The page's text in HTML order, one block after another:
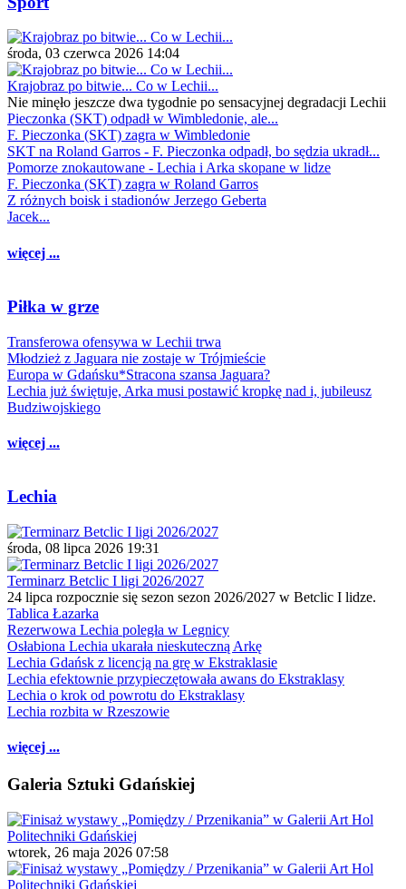
środa, 03 czerwca 2026 14:04
Krajobraz po bitwie... Co w Lechii...
Nie minęło jeszcze dwa tygodnie po sensacyjnej degradacji Lechii
Pieczonka (SKT) odpadł w Wimbledonie, ale...
F. Pieczonka (SKT) zagra w Wimbledonie
SKT na Roland Garros - F. Pieczonka odpadł, bo sędzia ukradł...
Pomorze znokautowane - Lechia i Arka skopane w lidze
F. Pieczonka (SKT) zagra w Roland Garros
Z różnych boisk i stadionów Jerzego Geberta
Jacek...
więcej ...
Piłka w grze
Transferowa ofensywa w Lechii trwa
Młodzież z Jaguara nie zostaje w Trójmieście
Europa w Gdańsku*Stracona szansa Jaguara?
Lechia już świętuje, Arka musi postawić kropkę nad i, jubileusz
Budziwojskiego
więcej ...
Lechia
środa, 08 lipca 2026 19:31
Terminarz Betclic I ligi 2026/2027
24 lipca rozpocznie się sezon sezon 2026/2027 w Betclic I lidze.
Tablica Łazarka
Rezerwowa Lechia poległa w Legnicy
Osłabiona Lechia ukarała nieskuteczną Arkę
Lechia Gdańsk z licencją na grę w Ekstraklasie
Lechia efektownie przypieczętowała awans do Ekstraklasy
Lechia o krok od powrotu do Ekstraklasy
Lechia rozbita w Rzeszowie
więcej ...
Galeria Sztuki Gdańskiej
wtorek, 26 maja 2026 07:58